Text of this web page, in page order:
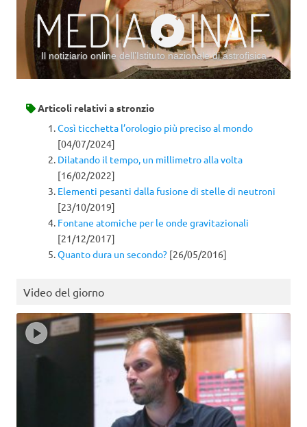
Il notiziario online dell’Istituto nazionale di astrofisica
Articoli relativi a stronzio
Così ticchetta l’orologio più preciso al mondo
[04/07/2024]
Dilatando il tempo, un millimetro alla volta
[16/02/2022]
Elementi pesanti dalla fusione di stelle di neutroni
[23/10/2019]
Fontane atomiche per le onde gravitazionali
[21/12/2017]
Quanto dura un secondo? [26/05/2016]
Video del giorno